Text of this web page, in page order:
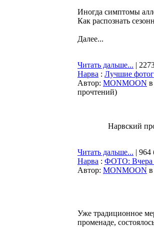
Иногда симптомы
Как распознать
Далее...
Читать дальше... |
Нарва : Лучшие
Автор: MONMOON
прочтений)
Нарвский
Читать дальше... | 964
Нарва : ФОТО: Вчера
Автор: MONMOON
Уже традиционное
променаде,